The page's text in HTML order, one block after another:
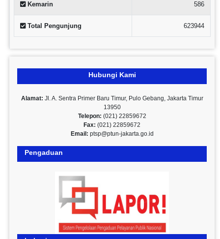
Kemarin 586
Total Pengunjung 623944
Hubungi Kami
Alamat: Jl. A. Sentra Primer Baru Timur, Pulo Gebang, Jakarta Timur
13950
Telepon: (021) 22859672
Fax: (021) 22859672
Email: ptsp@ptun-jakarta.go.id
Pengaduan